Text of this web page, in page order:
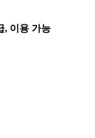
, 이용 가능